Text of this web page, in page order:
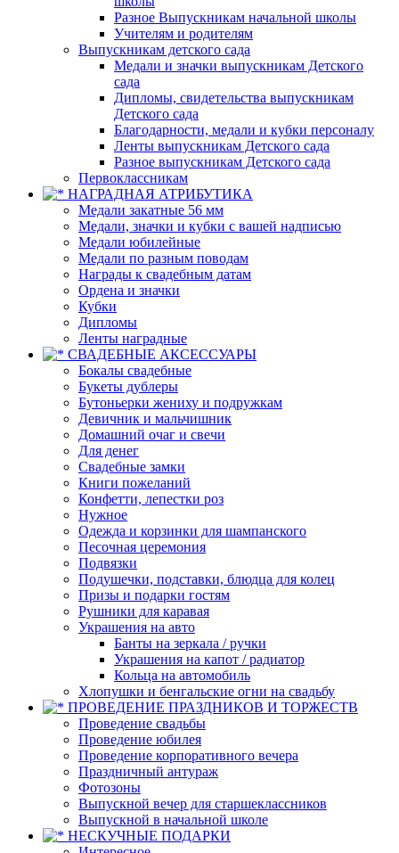
Разное Выпускникам начальной школы
Учителям и родителям
Выпускникам детского сада
Медали и значки выпускникам Детского
сада
Дипломы, свидетельства выпускникам
Детского сада
Благодарности, медали и кубки персоналу
Ленты выпускникам Детского сада
Разное выпускникам Детского сада
Первоклассникам
НАГРАДНАЯ АТРИБУТИКА
Медали закатные 56 мм
Медали, значки и кубки с вашей надписью
Медали юбилейные
Медали по разным поводам
Награды к свадебным датам
Ордена и значки
Кубки
Дипломы
Ленты наградные
СВАДЕБНЫЕ АКСЕССУАРЫ
Бокалы свадебные
Букеты дублеры
Бутоньерки жениху и подружкам
Девичник и мальчишник
Домашний очаг и свечи
Для денег
Свадебные замки
Книги пожеланий
Конфетти, лепестки роз
Нужное
Одежда и корзинки для шампанского
Песочная церемония
Подвязки
Подушечки, подставки, блюдца для колец
Призы и подарки гостям
Рушники для каравая
Украшения на авто
Банты на зеркала / ручки
Украшения на капот / радиатор
Кольца на автомобиль
Хлопушки и бенгальские огни на свадьбу
ПРОВЕДЕНИЕ ПРАЗДНИКОВ И ТОРЖЕСТВ
Проведение свадьбы
Проведение юбилея
Проведение корпоративного вечера
Праздничный антураж
Фотозоны
Выпускной вечер для старшеклассников
Выпускной в начальной школе
НЕСКУЧНЫЕ ПОДАРКИ